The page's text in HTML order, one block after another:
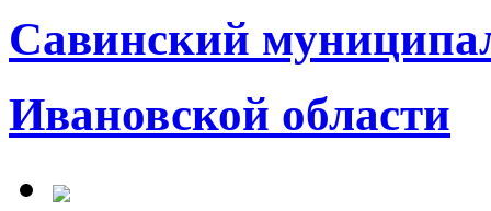
Савинский
Ивановской области